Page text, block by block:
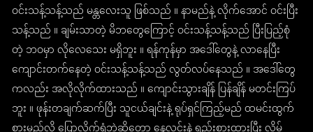
ဝင်းသန့်သန့်သည် မန္တလေးသူ ဖြစ်သည် ။ နာမည်နဲ့ လိုက်အောင် ဝင်းပြီး
သန့်သည် ။ ချမ်းသာတဲ့ မိဘတွေကြောင့် ဝင်းသန့်သန့်သည် ပြီးပြည့်စုံ
တဲ့ ဘဝမှာ လိုလေသေး မရှိဘူး ။ ရန်ကုန်မှာ အဒေါ်တွေနဲ့ လာနေပြီး
ကျောင်းတက်နေတဲ့ ဝင်းသန့်သန့်သည် လွတ်လပ်နေသည် ။ အဒေါ်တွေ
ကလည်း အလိုလိုက်ထားသည် ။ ကျောင်းသွားချိန် ပြန်ချိန် မတင်းကြပ်
ဘူး ။ ဖုန်းတချက်ဆက်ပြီး သူငယ်ချင်းနဲ့ ရုပ်ရှင်ကြည့်မည် ထမင်းထွက်